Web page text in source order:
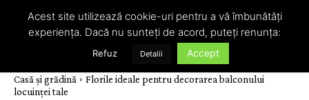
Casă și grădină
Florile ideale pentru decorarea balconului
locuinței tale
Acest site utilizează cookie-uri pentru a vă îmbunătăți
experiența. Dacă nu sunteți de acord, puteți renunța:
Refuz Detalii Accept